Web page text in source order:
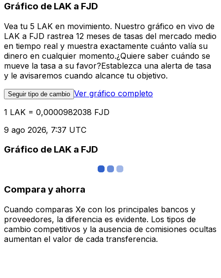
Gráfico de LAK a FJD
Vea tu 5 LAK en movimiento. Nuestro gráfico en vivo de
LAK a FJD rastrea 12 meses de tasas del mercado medio
en tiempo real y muestra exactamente cuánto valía su
dinero en cualquier momento.¿Quiere saber cuándo se
mueve la tasa a su favor?Establezca una alerta de tasa
y le avisaremos cuando alcance tu objetivo.
Seguir tipo de cambio Ver gráfico completo
1 LAK = 0,0000982038 FJD
9 ago 2026, 7:37 UTC
Gráfico de LAK a FJD
Compara y ahorra
Cuando comparas Xe con los principales bancos y
proveedores, la diferencia es evidente. Los tipos de
cambio competitivos y la ausencia de comisiones ocultas
aumentan el valor de cada transferencia.